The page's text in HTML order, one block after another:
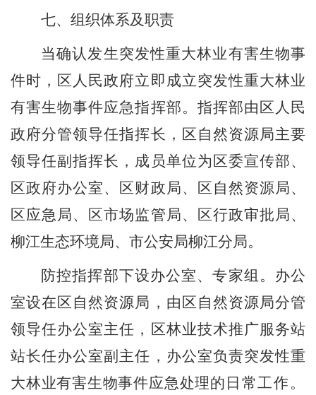
七、组织体系及职责
当确认发生突发性重大林业有害生物事
件时，区人民政府立即成立突发性重大林业
有害生物事件应急指挥部。指挥部由区人民
政府分管领导任指挥长，区自然资源局主要
领导任副指挥长，成员单位为区委宣传部、
区政府办公室、区财政局、区自然资源局、
区应急局、 区市场监管局、 区行政审批局、
柳江生态环境局、市公安局柳江分局。
防控指挥部下设办公室、专家组。办公
室设在区自然资源局，由区自然资源局分管
领导任办公室主任， 区林业技术推广服务站
站长任办公室副主任，办公室负责突发性重
大林业有害生物事件应急处理的 日常工作。